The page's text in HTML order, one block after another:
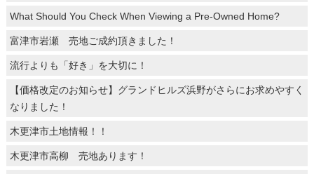
What Should You Check When Viewing a Pre-Owned Home?
富津市岩瀬 売地ご成約頂きました！
流行よりも「好き」を大切に！
【価格改定のお知らせ】グランドヒルズ浜野がさらにお求めやすく
なりました！
木更津市土地情報！！
木更津市高柳 売地あります！